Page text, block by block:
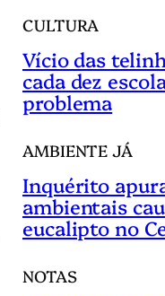
CULTURA
Vício das
cada dez
problema
AMBIENTE JÁ
Inquérito
ambientais
eucalipto no
NOTAS